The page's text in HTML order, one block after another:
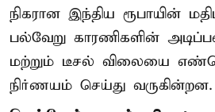
நிகரான இந்திய ரூபாயின்
பல்வேறு காரணிகளின்
மற்றும் டீசல் விலையை
நிர்ணயம் செய்து வருகின்றன.